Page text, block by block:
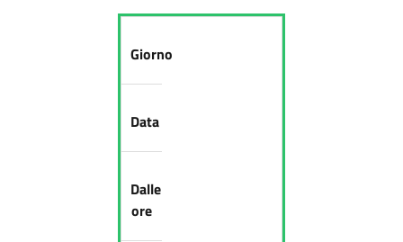
Giorno
Data
Dalle
ore